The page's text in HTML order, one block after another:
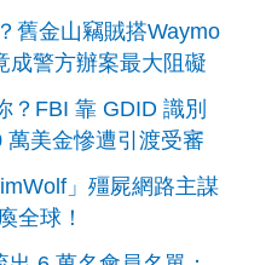
舊金山竊賊搭Waymo
成警方辦案最大阻礙
？FBI 靠 GDID 識別
美金慘遭引渡受審
」殭屍網路主謀
全球！